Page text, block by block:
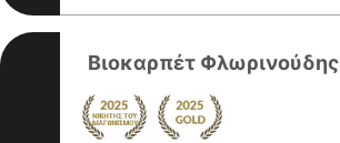
Βιοκαρπέτ Φλωρινούδης